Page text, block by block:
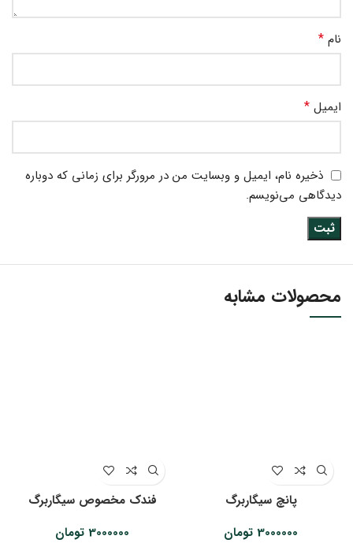
نام *
ایمیل *
ذخیره نام، ایمیل و وبسایت من در مرورگر برای زمانی که دوباره
دیدگاهی می‌نویسم.
محصولات مشابه
پانچ سیگاربرگ
3000000 تومان
فندک مخصوص سیگاربرگ
3000000 تومان